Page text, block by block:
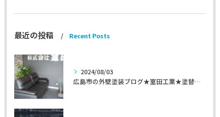
最近の投稿 Recent Posts
2024/08/03
広島市の外壁塗装ブログ★室田工業★塗替えマスターズ★外壁リフォーム